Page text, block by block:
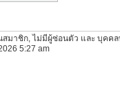
สมาชิก, ไม่มีผู้ซ่อนตัว และ บุคค
5:27 am